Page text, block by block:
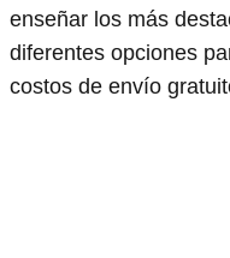
enseñar los más
diferentes opciones
costos de envío